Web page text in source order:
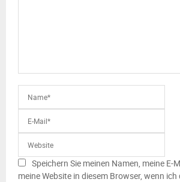
Speichern Sie meinen Namen, meine E-
meine Website in diesem Browser, wenn